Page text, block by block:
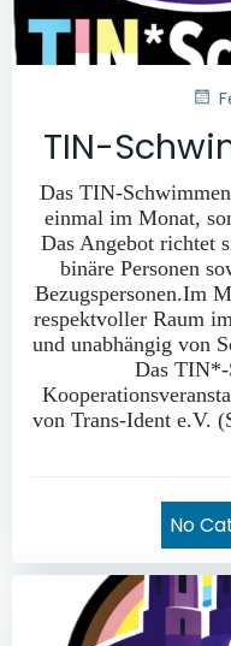
TIN-
Das TIN-
einmal im Monat,
Das Angebot richtet
binäre Personen
Bezugspersonen.Im
respektvoller Raum
und unabhängig von
Das TIN*-
von Trans-Ident e.V.
No